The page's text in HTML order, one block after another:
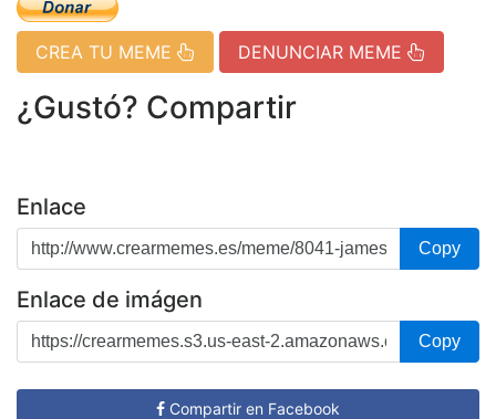
CREA TU MEME DENUNCIAR MEME
¿Gustó? Compartir
Enlace
Copy
Enlace de imágen
Copy
Compartir en Facebook